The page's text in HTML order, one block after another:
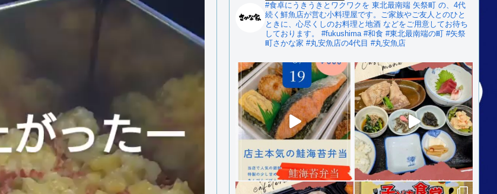
#食卓にうきうきとワクワクを 東北最南端 矢祭町 の、4代
続く鮮魚店が営む小料理屋です。ご家族やご友人とのひと
ときに、心尽くしのお料理と地酒 などをご用意してお待ち
しております。
#fukushima #和食 #東北最南端の町 #矢祭
町さかな家 #丸安魚店の4代目 #丸安魚店